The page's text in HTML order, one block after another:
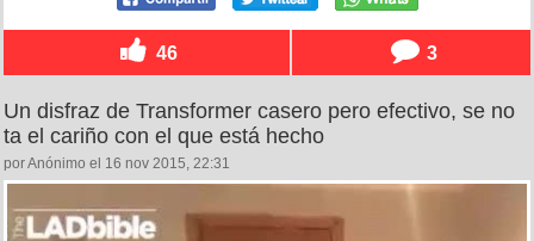
46 3
Un disfraz de Transformer casero pero efectivo, se no
ta el cariño con el que está hecho
por Anónimo el 16 nov 2015, 22:31